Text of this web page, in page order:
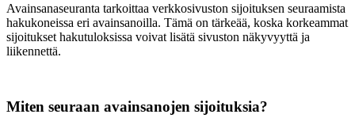
Avainsanaseuranta tarkoittaa verkkosivuston sijoituksen seuraamista
hakukoneissa eri avainsanoilla. Tämä on tärkeää, koska korkeammat
sijoitukset hakutuloksissa voivat lisätä sivuston näkyvyyttä ja
liikennettä.
Miten seuraan avainsanojen sijoituksia?